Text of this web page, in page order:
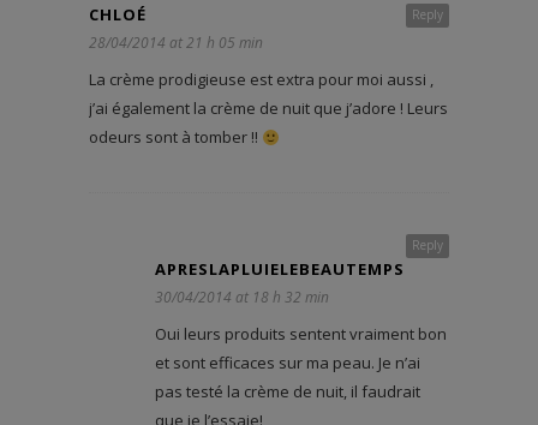
Reply
CHLOÉ
28/04/2014 at 21 h 05 min
La crème prodigieuse est extra pour moi aussi ,
j’ai également la crème de nuit que j’adore ! Leurs
odeurs sont à tomber !!
Reply
APRESLAPLUIELEBEAUTEMPS
30/04/2014 at 18 h 32 min
Oui leurs produits sentent vraiment bon
et sont efficaces sur ma peau. Je n’ai
pas testé la crème de nuit, il faudrait
que je l’essaie!